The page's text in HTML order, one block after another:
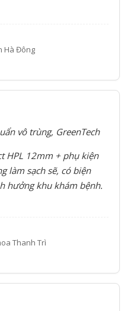
Hà Đông
vô trùng, GreenTech
HPL 12mm + phụ kiện
làm sạch sẽ, có biện
hưởng khu khám bệnh.
Thanh Trì